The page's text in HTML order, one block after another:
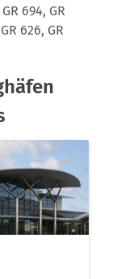
694, GR
626, GR